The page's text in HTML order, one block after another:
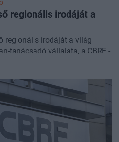
regionális irodáját a
regionális irodáját a világ
tanácsadó vállalata, a CBRE -